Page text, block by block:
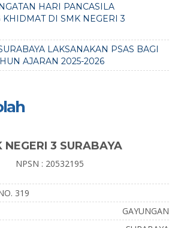
HARI PANCASILA
KHIDMAT DI SMK NEGERI 3
LAKSANAKAN PSAS BAGI
AJARAN 2025-2026
NEGERI 3 SURABAYA
NPSN : 20532195
319
GAYUNGAN